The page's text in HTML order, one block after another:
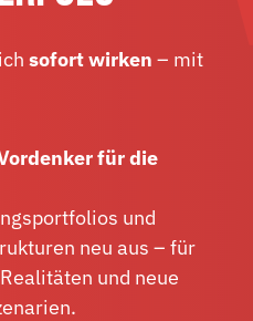
sofort wirken – mit
für die
und
neu aus – für
und neue